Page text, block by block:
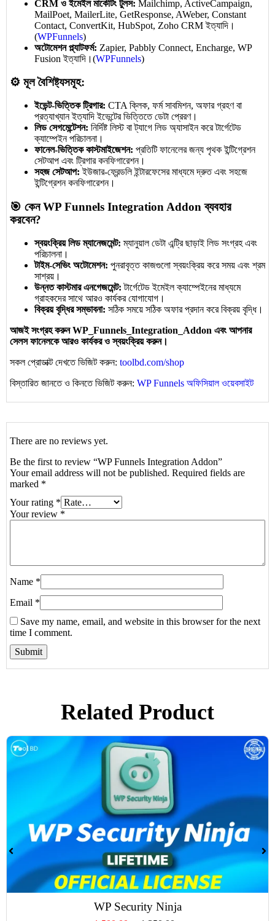
CRM ও ইমেইল মার্কেটিং টুলস: Mailchimp, ActiveCampaign,
MailPoet, MailerLite, GetResponse, AWeber, Constant
Contact, ConvertKit, HubSpot, Zoho CRM ইত্যাদি।
(WPFunnels)
অটোমেশন প্ল্যাটফর্ম: Zapier, Pabbly Connect, Encharge, WP
Fusion ইত্যাদি।(WPFunnels)
⚙️ মূল বৈশিষ্ট্যসমূহ:
ইভেন্ট-ভিত্তিক ট্রিগার: CTA ক্লিক, ফর্ম সাবমিশন, অফার গ্রহণ বা
প্রত্যাখ্যান ইত্যাদি ইভেন্টের ভিত্তিতে ডেটা প্রেরণ।
লিড সেগমেন্টেশন: নির্দিষ্ট লিস্ট বা ট্যাগে লিড অ্যাসাইন করে টার্গেটেড
ক্যাম্পেইন পরিচালনা।
ফানেল-ভিত্তিক কাস্টমাইজেশন: প্রতিটি ফানেলের জন্য পৃথক ইন্টিগ্রেশন
সেটআপ এবং ট্রিগার কনফিগারেশন।
সহজ সেটআপ: ইউজার-ফ্রেন্ডলি ইন্টারফেসের মাধ্যমে দ্রুত এবং সহজে
ইন্টিগ্রেশন কনফিগারেশন।
🎯 কেন WP Funnels Integration Addon ব্যবহার
করবেন?
স্বয়ংক্রিয় লিড ম্যানেজমেন্ট: ম্যানুয়াল ডেটা এন্ট্রি ছাড়াই লিড সংগ্রহ এবং
পরিচালনা।
টাইম-সেভিং অটোমেশন: পুনরাবৃত্ত কাজগুলো স্বয়ংক্রিয় করে সময় এবং শ্রম
সাশ্রয়।
উন্নত কাস্টমার এনগেজমেন্ট: টার্গেটেড ইমেইল ক্যাম্পেইনের মাধ্যমে
গ্রাহকদের সাথে আরও কার্যকর যোগাযোগ।
বিক্রয় বৃদ্ধির সম্ভাবনা: সঠিক সময়ে সঠিক অফার প্রদান করে বিক্রয় বৃদ্ধি।
আজই সংগ্রহ করুন WP_Funnels_Integration_Addon এবং আপনার
সেলস ফানেলকে আরও কার্যকর ও স্বয়ংক্রিয় করুন।
সকল প্রোডাক্ট দেখতে ভিজিট করুন: toolbd.com/shop
বিস্তারিত জানতে ও কিনতে ভিজিট করুন: WP Funnels অফিসিয়াল ওয়েবসাইট
There are no reviews yet.
Be the first to review “WP Funnels Integration Addon”
Your email address will not be published. Required fields are
marked *
Your rating *
Your review *
Name *
Email *
Save my name, email, and website in this browser for the next
time I comment.
Related Product
WP Security Ninja